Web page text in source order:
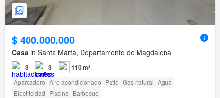
$ 400.000.000
Casa in Santa Marta, Departamento de Magdalena
3 3 110 m²
Aparcadero Aire acondicionado Patio Gas natural Agua
Electricidad Piscina Barbecue